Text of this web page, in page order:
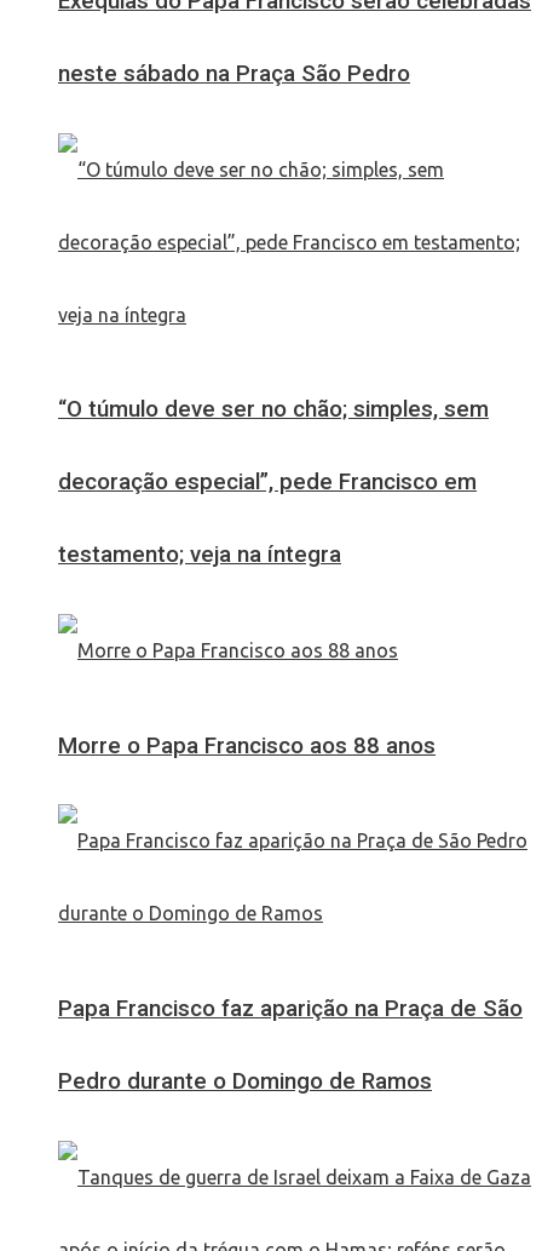
neste sábado na Praça São Pedro
“O túmulo deve ser no chão; simples, sem
decoração especial”, pede Francisco em
testamento; veja na íntegra
Morre o Papa Francisco aos 88 anos
Papa Francisco faz aparição na Praça de São
Pedro durante o Domingo de Ramos